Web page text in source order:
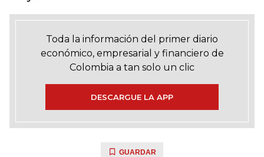
Toda la información del primer diario
económico, empresarial y financiero de
Colombia a tan solo un clic
DESCARGUE LA APP
GUARDAR